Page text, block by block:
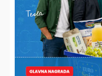
NAJNOVIJE VIJESTI